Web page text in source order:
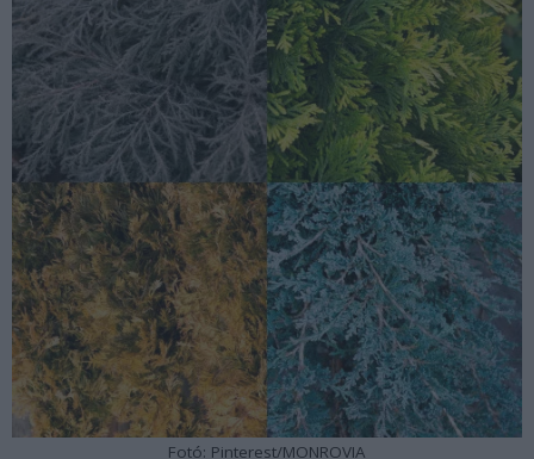
Fotó: Pinterest/MONROVIA